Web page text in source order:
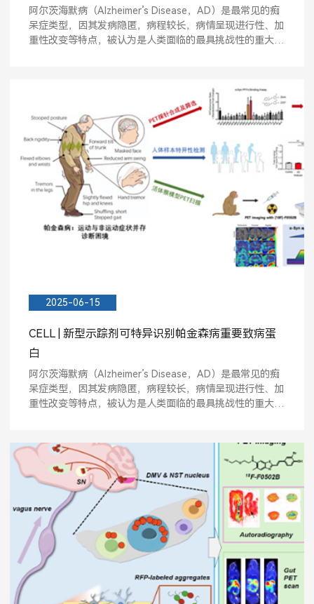
阿尔茨海默病（Alzheimer’s Disease，AD）是最常见的痴
呆症类型，因其发病隐匿，病程较长，病情呈现进行性、加
重性改变等特点，被认为是人类面临的最具挑战性的重大疾
2025-06-15
CELL | 新型示踪剂可特异识别帕金森病重要致病蛋
白
阿尔茨海默病（Alzheimer’s Disease，AD）是最常见的痴
呆症类型，因其发病隐匿，病程较长，病情呈现进行性、加
重性改变等特点，被认为是人类面临的最具挑战性的重大疾